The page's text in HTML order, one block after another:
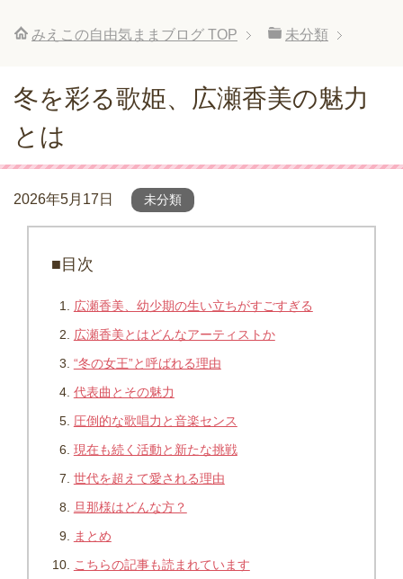
みえこの自由気ままブログ TOP 未分類
冬を彩る歌姫、広瀬香美の魅力
とは
2026年5月17日 未分類
■目次
広瀬香美、幼少期の生い立ちがすごすぎる
広瀬香美とはどんなアーティストか
“冬の女王”と呼ばれる理由
代表曲とその魅力
圧倒的な歌唱力と音楽センス
現在も続く活動と新たな挑戦
世代を超えて愛される理由
旦那様はどんな方？
まとめ
こちらの記事も読まれています